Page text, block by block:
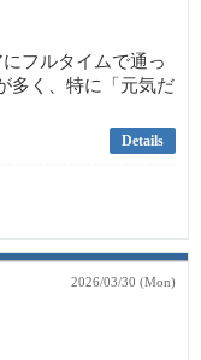
フルタイムで通っ
多く、特に「元気だ
Details
2026/03/30 (Mon)